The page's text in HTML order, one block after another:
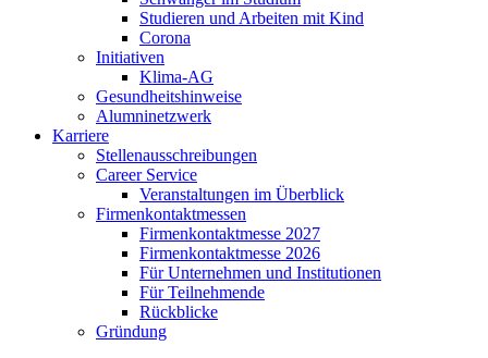
Studieren und Arbeiten mit Kind
Corona
Initiativen
Klima-AG
Gesundheitshinweise
Alumninetzwerk
Karriere
Stellenausschreibungen
Career Service
Veranstaltungen im Überblick
Firmenkontaktmessen
Firmenkontaktmesse 2027
Firmenkontaktmesse 2026
Für Unternehmen und Institutionen
Für Teilnehmende
Rückblicke
Gründung